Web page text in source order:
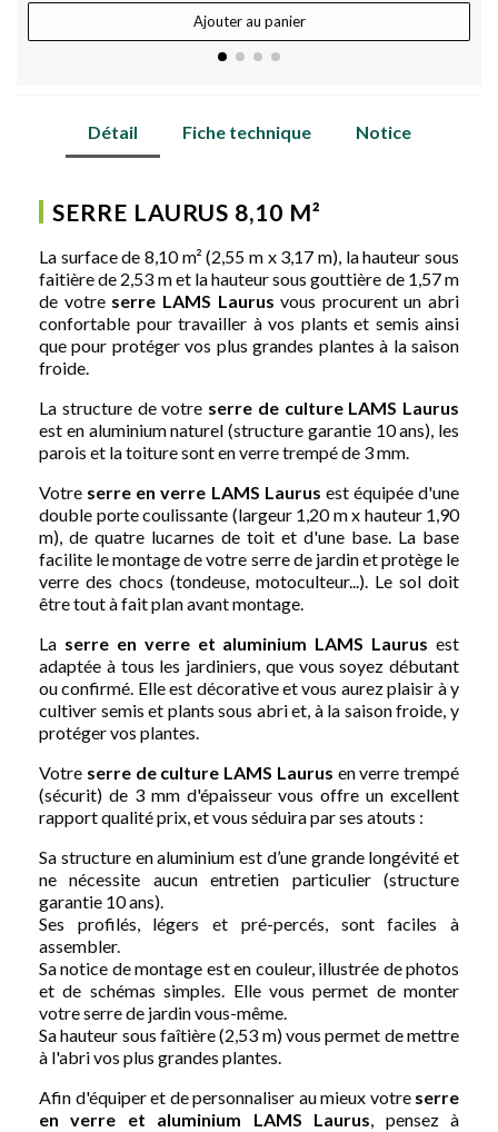
Ajouter au panier
Détail Fiche technique Notice
SERRE LAURUS 8,10 M²
La surface de 8,10 m² (2,55 m x 3,17 m), la hauteur sous
faitière de 2,53 m et la hauteur sous gouttière de 1,57 m
de votre serre LAMS Laurus vous procurent un abri
confortable pour travailler à vos plants et semis ainsi
que pour protéger vos plus grandes plantes à la saison
froide.
La structure de votre serre de culture LAMS Laurus
est en aluminium naturel (structure garantie 10 ans), les
parois et la toiture sont en verre trempé de 3 mm.
Votre serre en verre LAMS Laurus est équipée d'une
double porte coulissante (largeur 1,20 m x hauteur 1,90
m), de quatre lucarnes de toit et d'une base. La base
facilite le montage de votre serre de jardin et protège le
verre des chocs (tondeuse, motoculteur...). Le sol doit
être tout à fait plan avant montage.
La serre en verre et aluminium LAMS Laurus est
adaptée à tous les jardiniers, que vous soyez débutant
ou confirmé. Elle est décorative et vous aurez plaisir à y
cultiver semis et plants sous abri et, à la saison froide, y
protéger vos plantes.
Votre serre de culture LAMS Laurus en verre trempé
(sécurit) de 3 mm d'épaisseur vous offre un excellent
rapport qualité prix, et vous séduira par ses atouts :
Sa structure en aluminium est d’une grande longévité et
ne nécessite aucun entretien particulier (structure
garantie 10 ans).
Ses profilés, légers et pré-percés, sont faciles à
assembler.
Sa notice de montage est en couleur, illustrée de photos
et de schémas simples. Elle vous permet de monter
votre serre de jardin vous-même.
Sa hauteur sous faîtière (2,53 m) vous permet de mettre
à l'abri vos plus grandes plantes.
Afin d'équiper et de personnaliser au mieux votreserre
en verre et aluminium LAMS Laurus , pensez à